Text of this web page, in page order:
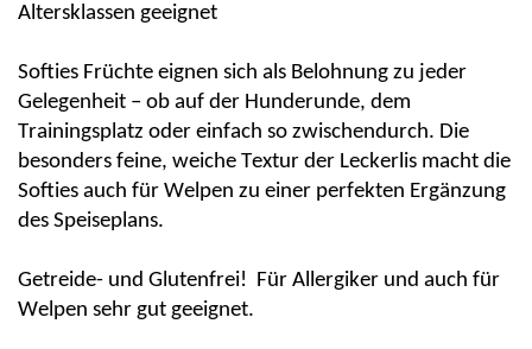
Altersklassen geeignet
Softies Früchte eignen sich als Belohnung zu jeder
Gelegenheit – ob auf der Hunderunde, dem
Trainingsplatz oder einfach so zwischendurch. Die
besonders feine, weiche Textur der Leckerlis macht die
Softies auch für Welpen zu einer perfekten Ergänzung
des Speiseplans.
Getreide- und Glutenfrei! Für Allergiker und auch für
Welpen sehr gut geeignet.